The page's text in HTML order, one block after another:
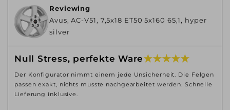
Reviewing
Avus, AC-V51, 7,5x18 ET50 5x160 65,1, hyper
silver
Null Stress, perfekte Ware★ ★ ★ ★ ★
Der Konfigurator nimmt einem jede Unsicherheit. Die Felgen
passen exakt, nichts musste nachgearbeitet werden. Schnelle
Lieferung inklusive.